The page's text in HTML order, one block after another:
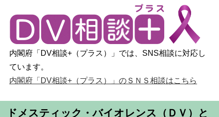
内閣府「DV相談+（プラス）」では、SNS相談に対応し
ています。
内閣府「DV相談+（プラス）」のＳＮＳ相談はこちら
ドメスティック・バイオレンス（ＤＶ）と